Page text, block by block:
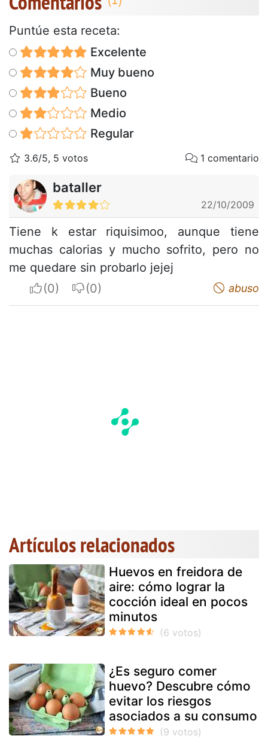
Puntúe esta receta:
Excelente
Muy bueno
Bueno
Medio
Regular
3.6/5, 5 votos 1 comentario
bataller
22/10/2009
Tiene k estar riquisimoo, aunque tiene
muchas calorias y mucho sofrito, pero no
me quedare sin probarlo jejej
I apreciateI do not appreciate abuso
Artículos relacionados
Huevos en freidora de
aire: cómo lograr la
cocción ideal en pocos
minutos
¿Es seguro comer
huevo? Descubre cómo
evitar los riesgos
asociados a su consumo